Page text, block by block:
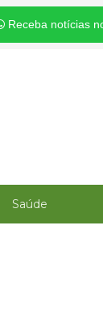
Receba notícias
Saúde